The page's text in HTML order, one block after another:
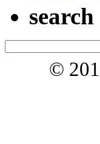
search
©